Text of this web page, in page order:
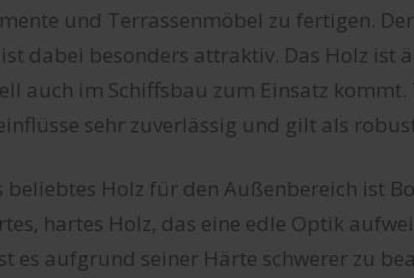
und Terrassenmöbel zu fertigen.
dabei besonders attraktiv. Das Holz ist
auch im Schiffsbau zum Einsatz kommt.
sehr zuverlässig und gilt als
beliebtes Holz für den Außenbereich ist
hartes Holz, das eine edle Optik
es aufgrund seiner Härte schwerer zu